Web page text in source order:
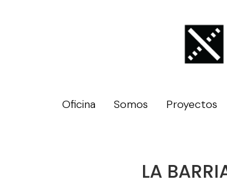
Oficina Somos Proyectos
LA